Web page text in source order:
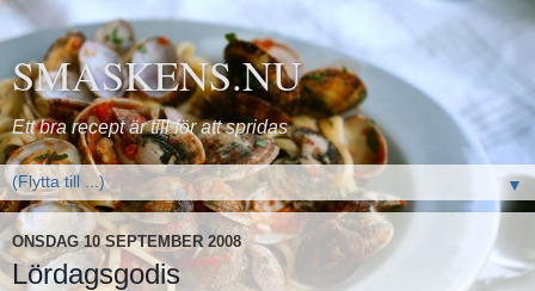
SMASKENS.NU
Ett bra recept är till för att spridas
▼
ONSDAG 10 SEPTEMBER 2008
Lördagsgodis